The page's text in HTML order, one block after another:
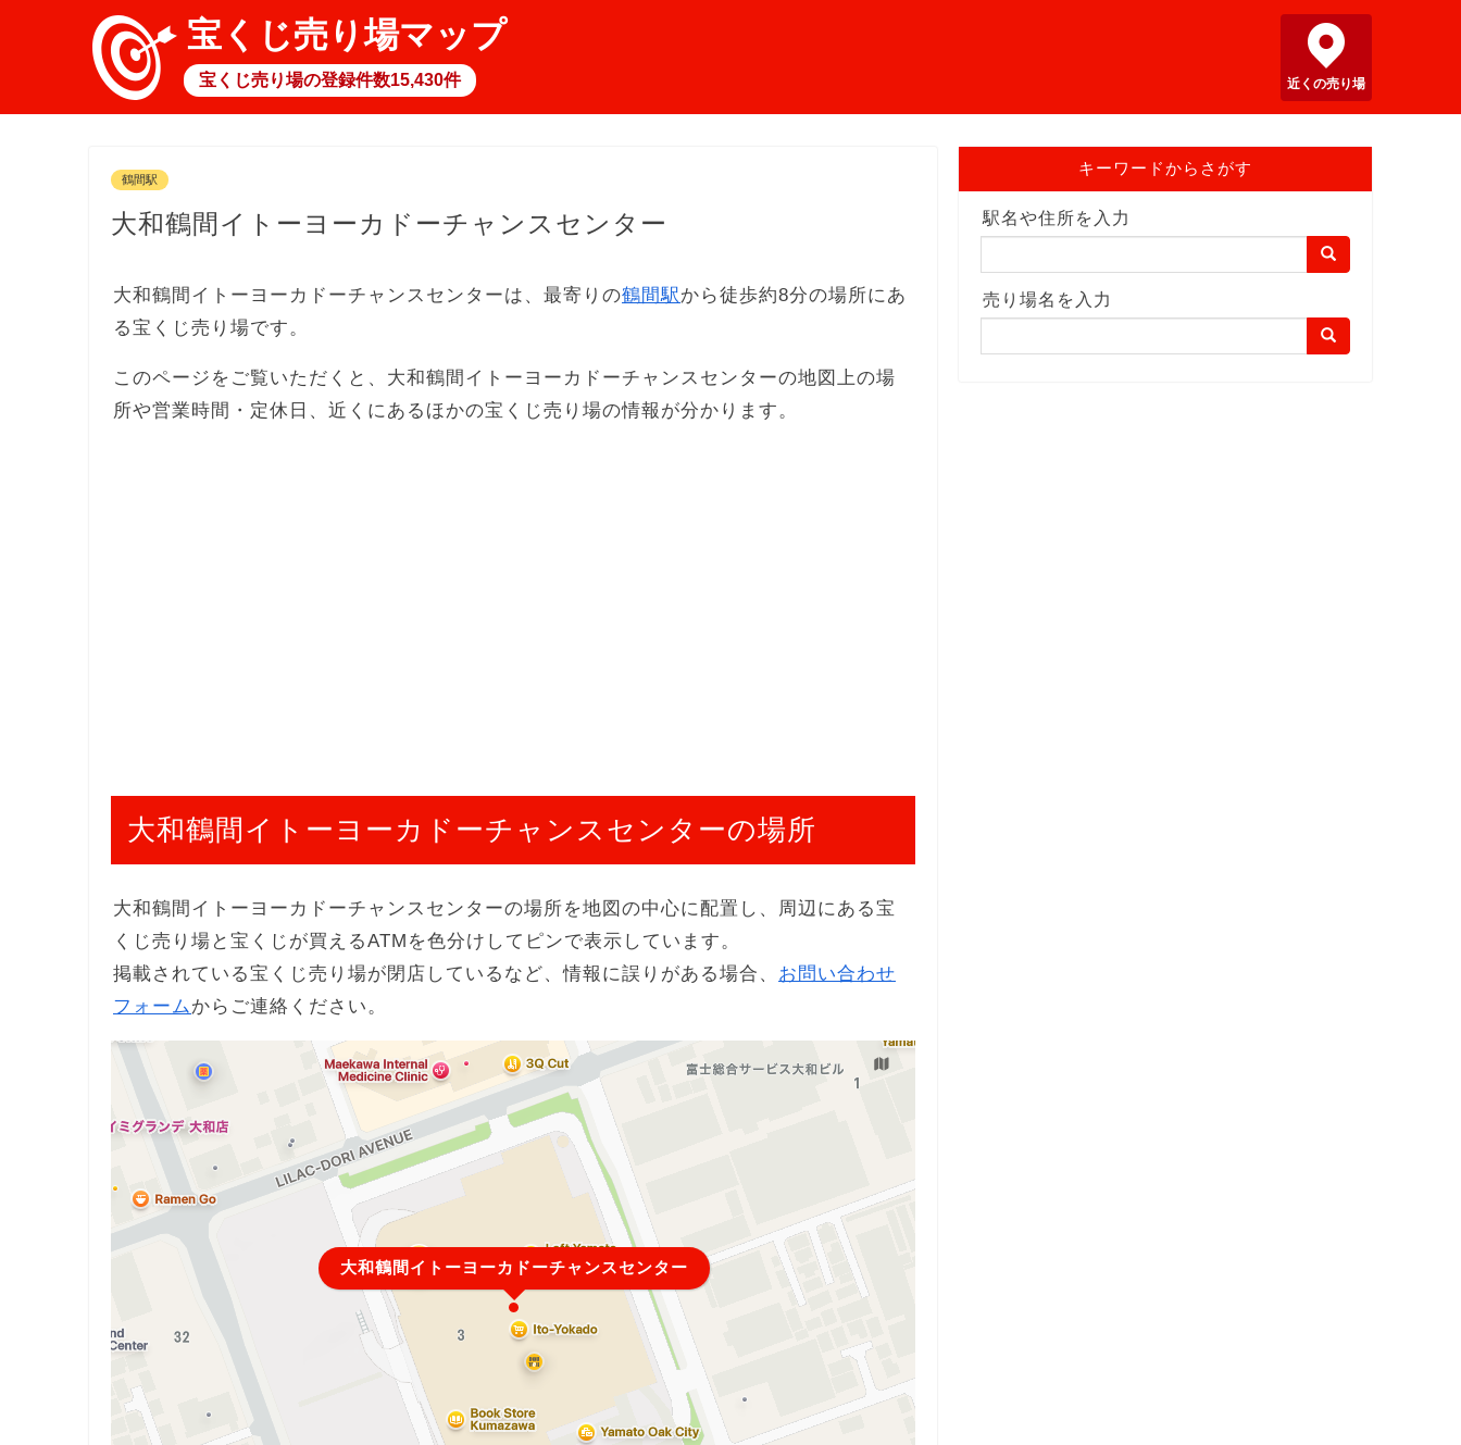
宝くじ売り場マップ
宝くじ売り場の登録件数15,430件 近くの売り場
鶴間駅
大和鶴間イトーヨーカドーチャンスセンター
大和鶴間イトーヨーカドーチャンスセンターは、最寄りの鶴間駅から徒歩約8分の場所にあ
る宝くじ売り場です。
このページをご覧いただくと、大和鶴間イトーヨーカドーチャンスセンターの地図上の場
所や営業時間・定休日、近くにあるほかの宝くじ売り場の情報が分かります。
大和鶴間イトーヨーカドーチャンスセンターの場所
大和鶴間イトーヨーカドーチャンスセンターの場所を地図の中心に配置し、周辺にある宝
くじ売り場と宝くじが買えるATMを色分けしてピンで表示しています。
掲載されている宝くじ売り場が閉店しているなど、情報に誤りがある場合、 お問い合わせ
フォーム からご連絡ください。
大和鶴間イトーヨーカドーチャンスセンター
キーワードからさがす
駅名や住所を入力
売り場名を入力